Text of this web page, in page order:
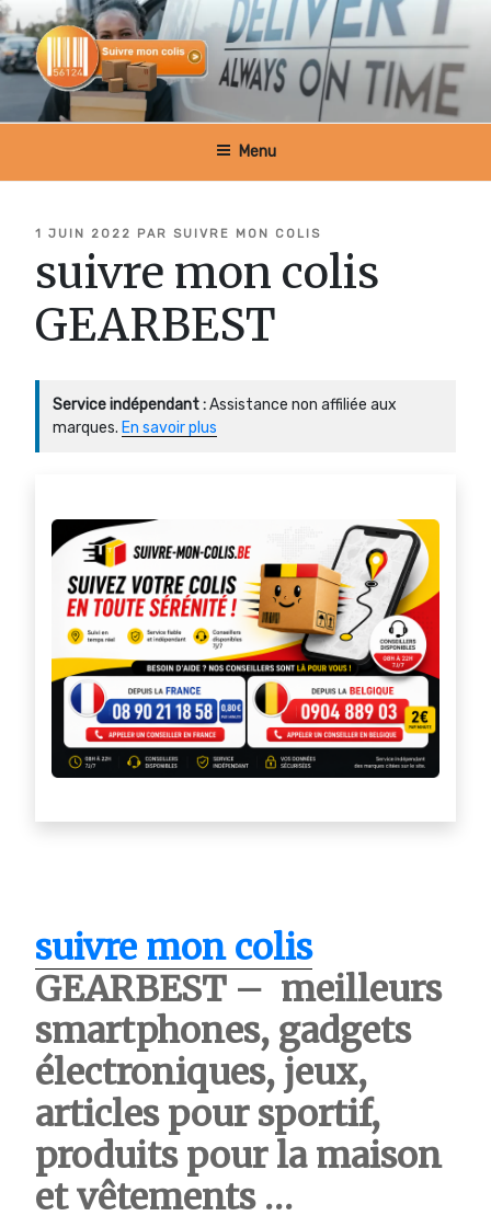
Aller
au
contenu
principal
SUIVRE MON COLIS BELGIQUE
Menu
PUBLIÉ
1 JUIN 2022 PAR SUIVRE MON COLIS
suivre mon colis
GEARBEST
Service indépendant :Assistance non affiliée aux
marques. En savoir plus
suivre mon colis
GEARBEST – meilleurs
smartphones, gadgets
électroniques, jeux,
articles pour sportif,
produits pour la maison
et vêtements …